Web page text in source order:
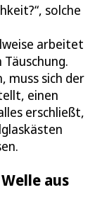
solche
arbeitet
muss sich der
einen
erschließt,
aus